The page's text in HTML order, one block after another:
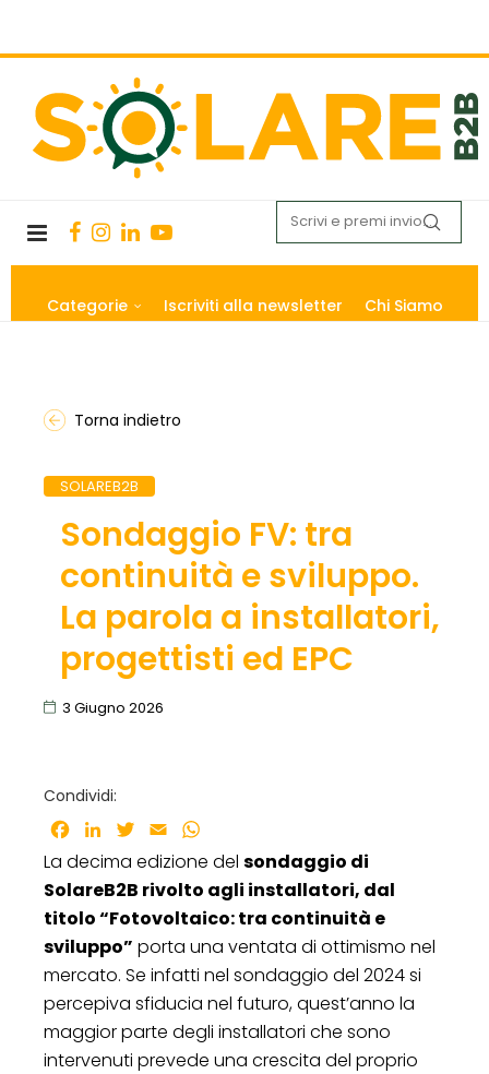
Categorie Iscriviti alla newsletter Chi Siamo
Torna indietro
SOLAREB2B
Sondaggio FV: tra
continuità e sviluppo.
La parola a installatori,
progettisti ed EPC
3 Giugno 2026
Condividi:
Facebook
LinkedInTwitter
Email
La decima edizione del sondaggio di
SolareB2B rivolto agli installatori, dal
titolo “Fotovoltaico: tra continuità e
sviluppo” porta una ventata di ottimismo nel
mercato. Se infatti nel sondaggio del 2024 si
percepiva sfiducia nel futuro, quest’anno la
maggior parte degli installatori che sono
intervenuti prevede una crescita del proprio